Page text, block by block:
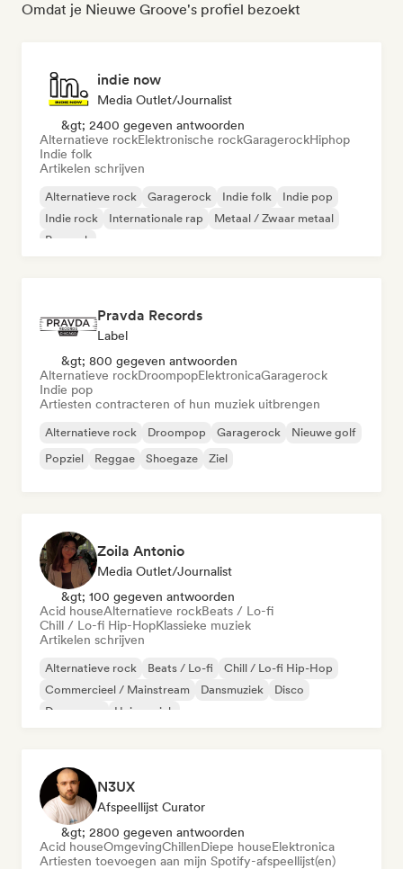
Omdat je Nieuwe Groove's profiel bezoekt
indie now
Media Outlet/Journalist
&gt; 2400 gegeven antwoorden
Alternatieve rockElektronische rockGaragerockHiphop
Indie folk
Artikelen schrijven
Alternatieve rock Garagerock Indie folk
Indie pop
Indie rock
Internationale rap
Metaal / Zwaar metaal
Poprock
Pravda Records
Label
&gt; 800 gegeven antwoorden
Alternatieve rockDroompopElektronicaGaragerock
Indie pop
Artiesten contracteren of hun muziek uitbrengen
Alternatieve rock Droompop Garagerock
Nieuwe golf
Popziel
Reggae Shoegaze Ziel
Zoila Antonio
Media Outlet/Journalist
&gt; 100 gegeven antwoorden
Acid houseAlternatieve rockBeats / Lo-fi
Chill / Lo-fi Hip-HopKlassieke muziek
Artikelen schrijven
Alternatieve rock Beats / Lo-fi
Chill / Lo-fi Hip-Hop
Commercieel / Mainstream
Dansmuziek
Disco
Droompop
Huismuziek
N3UX
Afspeellijst Curator
&gt; 2800 gegeven antwoorden
Acid houseOmgevingChillenDiepe houseElektronica
Artiesten toevoegen aan mijn Spotify-afspeellijst(en)